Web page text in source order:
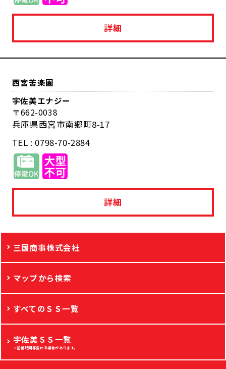
詳細
西宮苦楽園
宇佐美エナジー
662-0038
兵庫県西宮市南郷町8-17
TEL : 0798-70-2884
詳細
三国商事株式会社
マップから検索
すべてのＳＳ一覧
宇佐美ＳＳ一覧
※営業時間等変わる場合があります。